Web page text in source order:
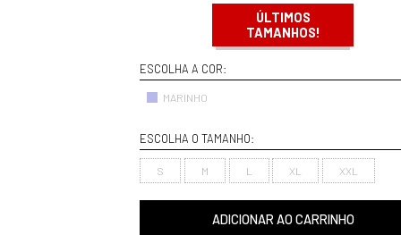
ÚLTIMOS
TAMANHOS!
ESCOLHA A COR:
MARINHO
ESCOLHA O TAMANHO:
S M L XL XXL
ADICIONAR AO CARRINHO